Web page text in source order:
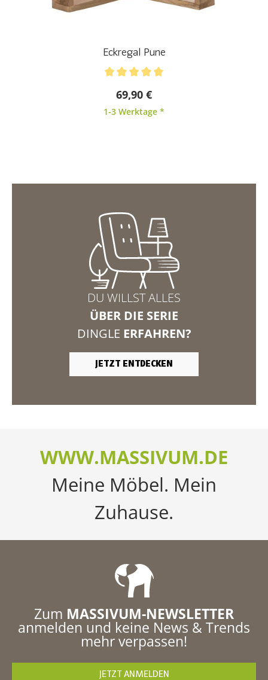
Eckregal Pune
69,90 €
1-3 Werktage *
DU WILLST ALLES
ÜBER DIE SERIE
DINGLE ERFAHREN?
JETZT ENTDECKEN
WWW.MASSIVUM.DE
Meine Möbel. Mein
Zuhause.
Zum MASSIVUM-NEWSLETTER
anmelden und keine News & Trends
mehr verpassen!
JETZT ANMELDEN